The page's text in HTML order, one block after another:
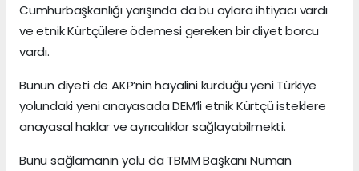
Cumhurbaşkanlığı yarışında da bu oylara ihtiyacı vardı
ve etnik Kürtçülere ödemesi gereken bir diyet borcu
vardı.
Bunun diyeti de AKP’nin hayalini kurduğu yeni Türkiye
yolundaki yeni anayasada DEM’li etnik Kürtçü isteklere
anayasal haklar ve ayrıcalıklar sağlayabilmekti.
Bunu sağlamanın yolu da TBMM Başkanı Numan